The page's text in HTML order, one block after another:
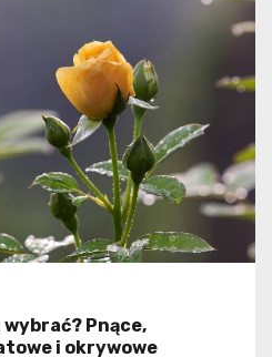
Pnące,
i okrywowe